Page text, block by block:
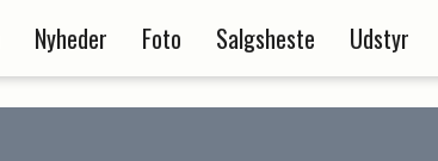
Nyheder Foto Salgsheste Udstyr